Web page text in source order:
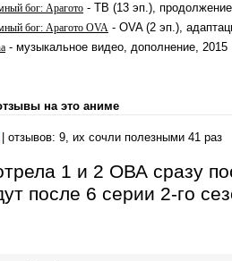
бог: Арагото - ТВ (13 эп.),
бог: Арагото OVA - OVA (2 эп.),
- музыкальное видео, дополнение, 2015
на это аниме
| отзывов: 9, их сочли полезными 41 раз
1 и 2 ОВА сразу
после 6 серии 2-го